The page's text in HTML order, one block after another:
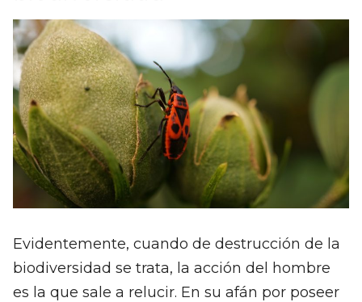
Evidentemente, cuando de destrucción de la
biodiversidad se trata, la acción del hombre
es la que sale a relucir. En su afán por poseer